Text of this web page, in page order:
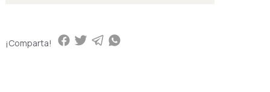
¡Comparta!